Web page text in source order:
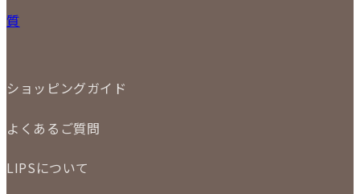
小物
ジュエリー
店頭買取
LINE査定
買取実績
質
ショッピングガイド
商品について
お支払いについて
よくあるご質問
商品について
LIPSについて